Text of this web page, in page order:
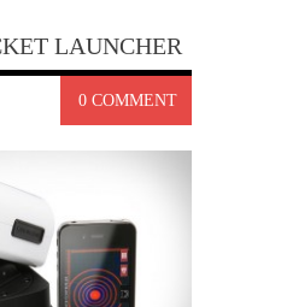
LAUNCHER
0 COMMENT